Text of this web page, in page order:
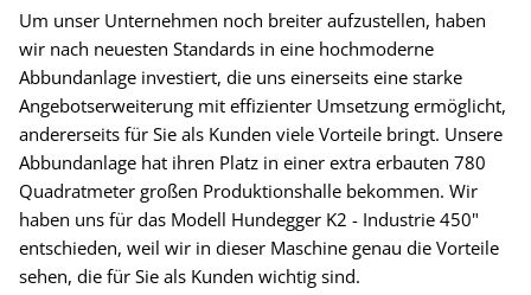
Um unser Unternehmen noch breiter aufzustellen, haben
wir nach neuesten Standards in eine hochmoderne
Abbundanlage investiert, die uns einerseits eine starke
Angebotserweiterung mit effizienter Umsetzung ermöglicht,
andererseits für Sie als Kunden viele Vorteile bringt. Unsere
Abbundanlage hat ihren Platz in einer extra erbauten 780
Quadratmeter großen Produktionshalle bekommen. Wir
haben uns für das Modell Hundegger K2 - Industrie 450"
entschieden, weil wir in dieser Maschine genau die Vorteile
sehen, die für Sie als Kunden wichtig sind.